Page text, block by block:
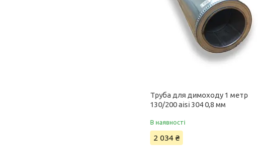
Труба для димоходу 1 метр
130/200 aisi 304 0,8 мм
В наявності
2 034 ₴